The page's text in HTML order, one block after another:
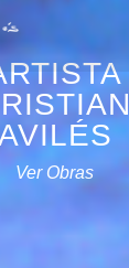
Ver Obras